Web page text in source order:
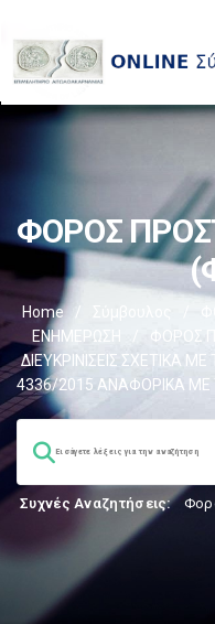
ΦΟΡΟΣ
Home / Σύμβουλος
ΕΝΗΜΕΡΩΣΗ
ΦΟΡΟΣ
ΔΙΕΥΚΡΙΝΙΣΕΙΣ ΣΧΕΤΙΚΑ
4336/2015 ΑΝΑΦΟΡΙΚΑ ΜΕ
Συχνές Αναζητήσεις: